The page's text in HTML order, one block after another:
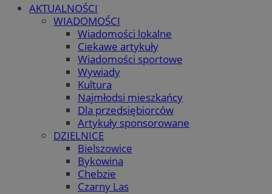
AKTUALNOŚCI
WIADOMOŚCI
Wiadomości lokalne
Ciekawe artykuły
Wiadomości sportowe
Wywiady
Kultura
Najmłodsi mieszkańcy
Dla przedsiębiorców
Artykuły sponsorowane
DZIELNICE
Bielszowice
Bykowina
Chebzie
Czarny Las